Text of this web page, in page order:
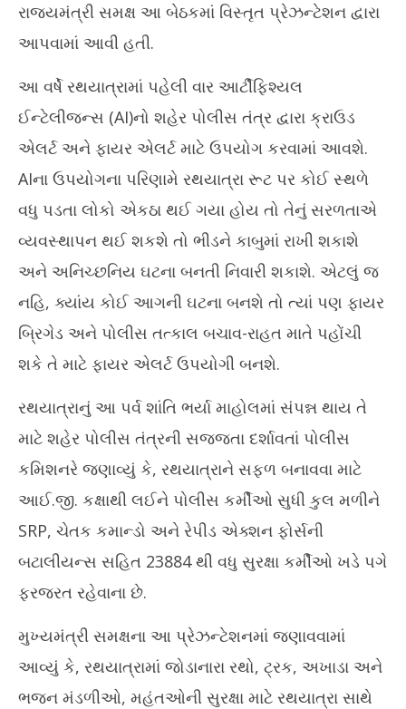
રાજ્યમંત્રી સમક્ષ આ બેઠકમાં વિસ્તૃત પ્રેઝન્ટેશન દ્વારા
આપવામાં આવી હતી.
આ વર્ષે રથયાત્રામાં પહેલી વાર આર્ટીફિશ્યલ
ઈન્ટેલીજન્સ (AI)નો શહેર પોલીસ તંત્ર દ્વારા ક્રાઉડ
એલર્ટ અને ફાયર એલર્ટ માટે ઉપયોગ કરવામાં આવશે.
AIના ઉપયોગના પરિણામે રથયાત્રા રૂટ પર કોઈ સ્થળે
વધુ પડતા લોકો એકઠા થઈ ગયા હોય તો તેનું સરળતાએ
વ્યવસ્થાપન થઈ શકશે તો ભીડને કાબુમાં રાખી શકાશે
અને અનિચ્છનિય ઘટના બનતી નિવારી શકાશે. એટલું જ
નહિ, ક્યાંય કોઈ આગની ઘટના બનશે તો ત્યાં પણ ફાયર
બ્રિગેડ અને પોલીસ તત્કાલ બચાવ-રાહત માતે પહોંચી
શકે તે માટે ફાયર એલર્ટ ઉપયોગી બનશે.
રથયાત્રાનું આ પર્વ શાંતિ ભર્યા માહોલમાં સંપન્ન થાય તે
માટે શહેર પોલીસ તંત્રની સજ્જતા દર્શાવતાં પોલીસ
કમિશનરે જણાવ્યું કે, રથયાત્રાને સફળ બનાવવા માટે
આઈ.જી. કક્ષાથી લઈને પોલીસ કર્મીઓ સુધી કુલ મળીને
SRP, ચેતક કમાન્ડો અને રેપીડ એક્શન ફોર્સની
બટાલીયન્સ સહિત 23884 થી વધુ સુરક્ષા કર્મીઓ ખડે પગે
ફરજરત રહેવાના છે.
મુખ્યમંત્રી સમક્ષના આ પ્રેઝન્ટેશનમાં જણાવવામાં
આવ્યું કે, રથયાત્રામાં જોડાનારા રથો, ટ્રક, અખાડા અને
ભજન મંડળીઓ, મહંતઓની સુરક્ષા માટે રથયાત્રા સાથે